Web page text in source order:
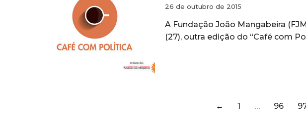
26 de outubro de 2015
A Fundação João Mangabeira
(27), outra edição do “Café com
← 1 … 96